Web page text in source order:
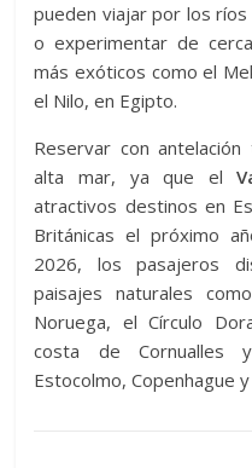
pueden viajar por los ríos
o experimentar de
más exóticos como el
el Nilo, en Egipto.
Reservar con
alta mar, ya que el
atractivos destinos en
Británicas el próximo
2026, los pasajeros
paisajes naturales
Noruega, el Círculo
costa de Cornualles
Estocolmo, Copenhague